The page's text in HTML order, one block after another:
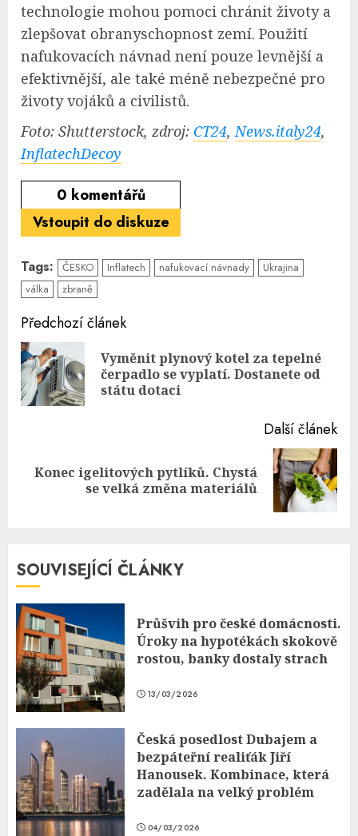
technologie mohou pomoci chránit životy a
zlepšovat obranyschopnost zemí. Použití
nafukovacích návnad není pouze levnější a
efektivnější, ale také méně nebezpečné pro
životy vojáků a civilistů.
Foto: Shutterstock, zdroj: CT24, News.italy24,
InflatechDecoy
0 komentářů
Vstoupit do diskuze
Tags: ČESKO Inflatech nafukovací návnady
Ukrajina
válka
zbraně
Continue
Reading
Předchozí článek
Vyměnit plynový kotel za tepelné
čerpadlo se vyplatí. Dostanete od
státu dotaci
Další článek
Next
Konec igelitových pytlíků. Chystá
se velká změna materiálů
SOUVISEJÍCÍ ČLÁNKY
Průšvih pro české domácnosti.
Úroky na hypotékách skokově
rostou, banky dostaly strach
13/03/2026
Česká posedlost Dubajem a
bezpáteřní realiťák Jiří
Hanousek. Kombinace, která
zadělala na velký problém
04/03/2026